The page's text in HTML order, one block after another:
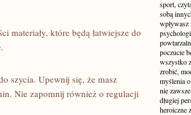
które będą łatwiejsze do
‌szycia. Upewnij się,‍ że masz
Nie ‍zapomnij również o‍ regulacji
sport,
sobą
wpływasz
poczucie
wszystko
zrobić,
myślenia
nie
długiej
heroiczne